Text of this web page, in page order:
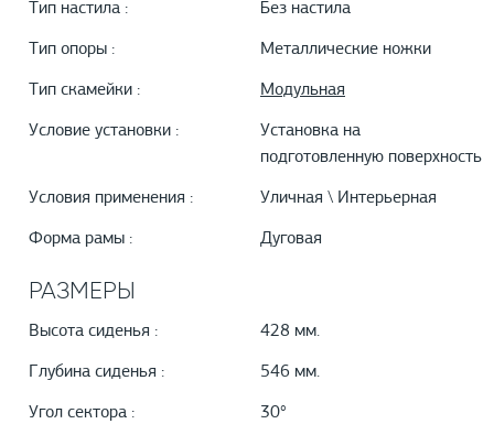
Тип настила : Без настила
Тип опоры : Металлические ножки
Тип скамейки : Модульная
Условие установки :
Установка на
подготовленную поверхность
Условия применения : Уличная \ Интерьерная
Форма рамы : Дуговая
РАЗМЕРЫ
Высота сиденья : 428 мм.
Глубина сиденья : 546 мм.
Угол сектора : 30°